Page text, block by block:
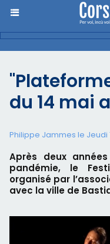
du 14 mai
Philippe Jammes le Jeudi
Après deux
pandémie, le
organisé par
avec la ville de